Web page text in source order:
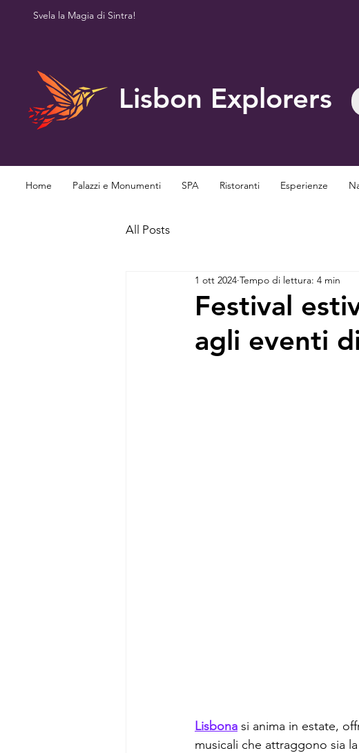
Svela la Magia di Sintra!
Lisbon Explorers
Home Palazzi e Monumenti SPA Ristoranti Esperienze
All Posts
Festival
agli eventi
1 ott 2024 Tempo di lettura: 4 min
Lisbona si anima in estate,
musicali che attraggono sia